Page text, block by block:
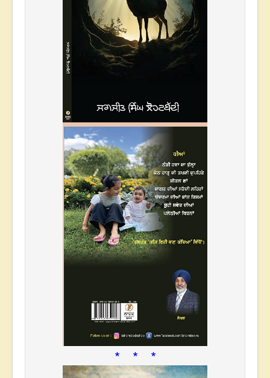
* * *